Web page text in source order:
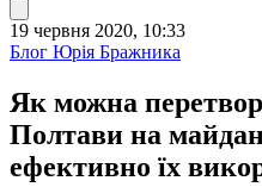
19 червня 2020, 10:33
Блог Юрія Бражника
Як можна
Полтави на
ефективно їх